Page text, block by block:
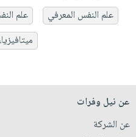
علم النفس المعرفي
علم
عن نيل وفرات
عن الشركة